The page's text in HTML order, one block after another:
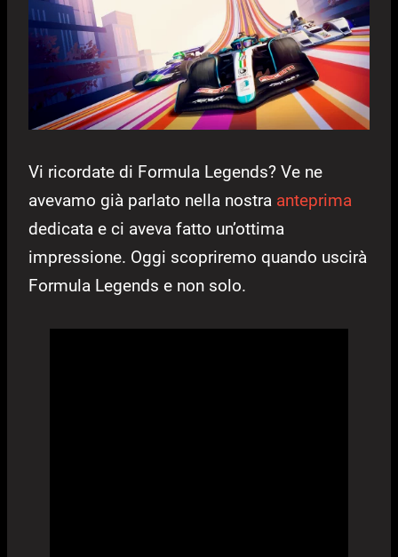
Vi ricordate di Formula Legends? Ve ne
avevamo già parlato nella nostra anteprima
dedicata e ci aveva fatto un’ottima
impressione. Oggi scopriremo quando uscirà
Formula Legends e non solo.